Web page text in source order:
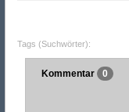
Tags (Suchwörter):
Kommentar 0